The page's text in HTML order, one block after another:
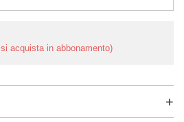
acquista in abbonamento)